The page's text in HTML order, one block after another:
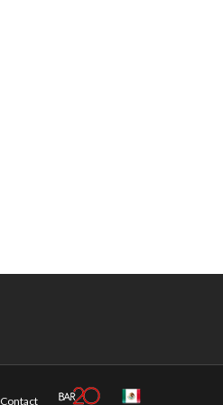
Contact